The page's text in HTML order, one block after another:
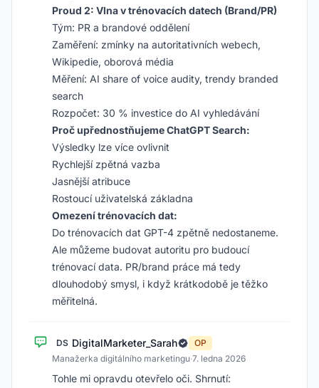
Proud 2: Vlna v trénovacích datech (Brand/PR)
Tým: PR a brandové oddělení
Zaměření: zmínky na autoritativních webech,
Wikipedie, oborová média
Měření: AI share of voice audity, trendy branded
search
Rozpočet: 30 % investice do AI vyhledávání
Proč upřednostňujeme ChatGPT Search:
Výsledky lze více ovlivnit
Rychlejší zpětná vazba
Jasnější atribuce
Rostoucí uživatelská základna
Omezení trénovacích dat:
Do trénovacích dat GPT-4 zpětně nedostaneme.
Ale můžeme budovat autoritu pro budoucí
trénovací data. PR/brand práce má tedy
dlouhodobý smysl, i když krátkodobě je těžko
měřitelná.
DS DigitalMarketer_Sarah
OP
Manažerka digitálního marketingu·7. ledna 2026
Tohle mi opravdu otevřelo oči. Shrnutí: